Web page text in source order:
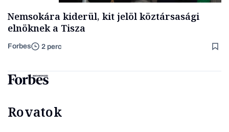
Nemsokára kiderül, kit jelöl köztársasági
elnöknek a Tisza
Forbes 2 perc
Rovatok